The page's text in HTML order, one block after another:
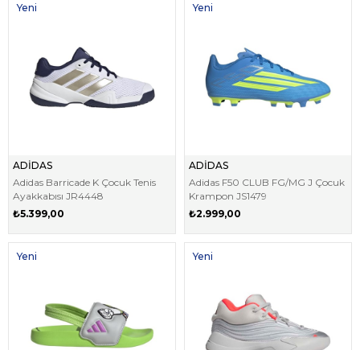
ADİDAS
Adidas Barricade K Çocuk Tenis
Ayakkabısı JR4448
₺5.399,00
Yeni
ADİDAS
Adidas F50 CLUB FG/MG J Çocuk
Krampon JS1479
₺2.999,00
Yeni
Yeni
Yeni